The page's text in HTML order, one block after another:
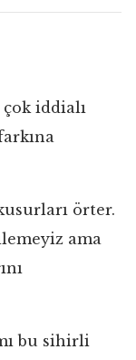
çok iddialı
örter.
ama
bu sihirli